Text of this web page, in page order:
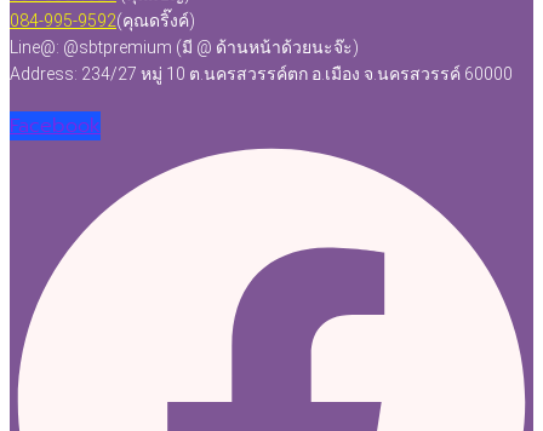
084-995-9592(คุณดริ๊งค์)
Line@: @sbtpremium (มี @ ด้านหน้าด้วยนะจ๊ะ)
Address: 234/27 หมู่ 10 ต.นครสวรรค์ตก อ.เมือง จ.นครสวรรค์ 60000
Facebook